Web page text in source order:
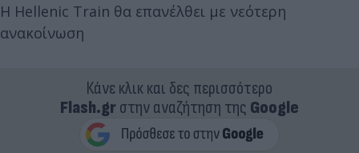
Η Hellenic Train θα επανέλθει με νεότερη
ανακοίνωση
Κάνε κλικ και δες περισσότερο
Flash.grστην αναζήτηση της Google